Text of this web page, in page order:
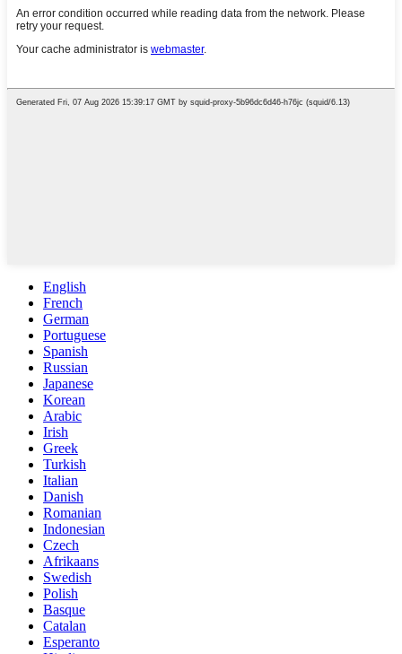
English
French
German
Portuguese
Spanish
Russian
Japanese
Korean
Arabic
Irish
Greek
Turkish
Italian
Danish
Romanian
Indonesian
Czech
Afrikaans
Swedish
Polish
Basque
Catalan
Esperanto